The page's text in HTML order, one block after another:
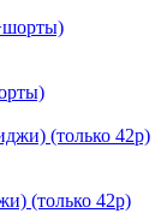
(только 42р)